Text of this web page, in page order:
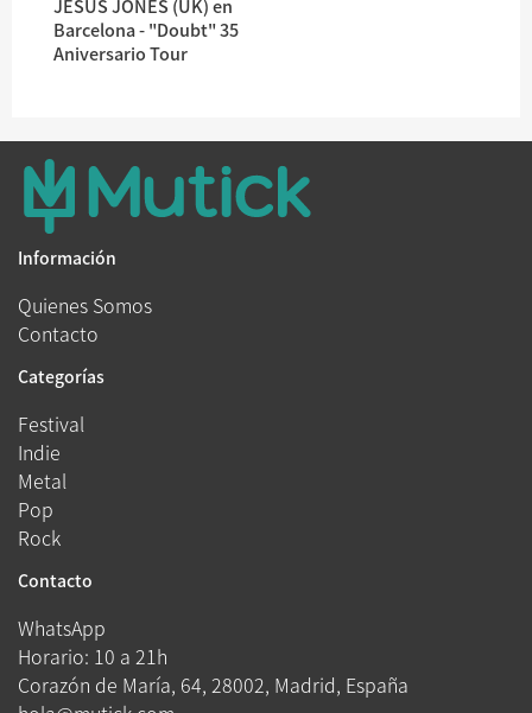
JESUS JONES (UK) en
Barcelona - "Doubt" 35
Aniversario Tour
Información
Quienes Somos
Contacto
Categorías
Festival
Indie
Metal
Pop
Rock
Contacto
WhatsApp
Horario: 10 a 21h
Corazón de María, 64, 28002, Madrid, España